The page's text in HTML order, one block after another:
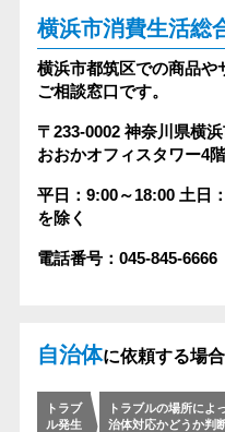
横浜市消費生活総
横浜市都筑区での商品や
ご相談窓口です。
〒233-0002神奈川県横浜
おおかオフィスタワー4階
平日：9:00～18:00土日
を除く
電話番号：045-845-6666
自治体に依頼する場合
トラブ
ル発生
トラブルの場所によ
治体対応かどうか判